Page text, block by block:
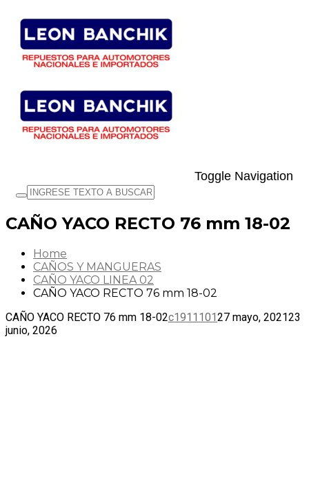
Toggle Navigation
CAÑO YACO RECTO 76 mm 18-02
Home
CAÑOS Y MANGUERAS
CAÑO YACO LINEA 02
CAÑO YACO RECTO 76 mm 18-02
CAÑO YACO RECTO 76 mm 18-02c191110127 mayo, 202123
junio, 2026